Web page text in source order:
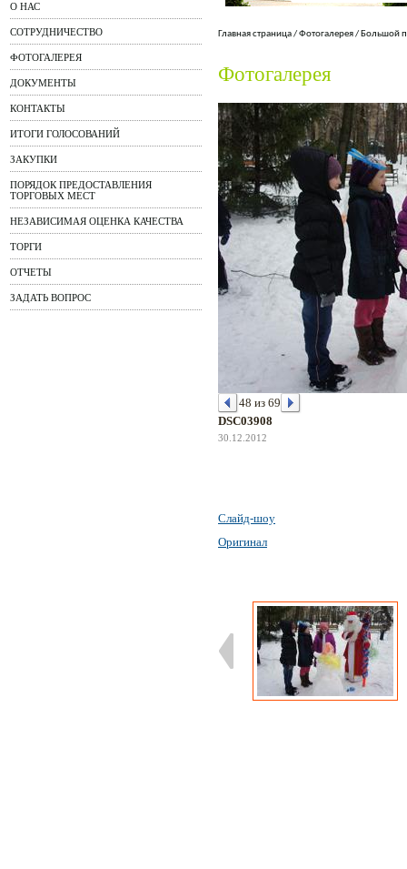
О НАС
СОТРУДНИЧЕСТВО
ФОТОГАЛЕРЕЯ
ДОКУМЕНТЫ
КОНТАКТЫ
ИТОГИ ГОЛОСОВАНИЙ
ЗАКУПКИ
ПОРЯДОК ПРЕДОСТАВЛЕНИЯ
ТОРГОВЫХ МЕСТ
НЕЗАВИСИМАЯ ОЦЕНКА КАЧЕСТВА
ТОРГИ
ОТЧЕТЫ
ЗАДАТЬ ВОПРОС
Главная страница/Фотогалерея/ Большой
Фотогалерея
48 из 69
DSC03908
30.12.2012
Слайд-шоу
Оригинал